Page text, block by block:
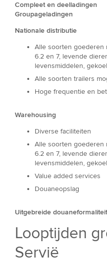
Compleet en deelladingen
Groupageladingen
Nationale distributie
Alle soorten goederen
6.2 en 7, levende
levensmiddelen,
Alle soorten trailers
Hoge frequentie en
Warehousing
Diverse faciliteiten
Alle soorten goederen
6.2 en 7, levende
levensmiddelen,
Value added services
Douaneopslag
Uitgebreide
Looptijden
Servië